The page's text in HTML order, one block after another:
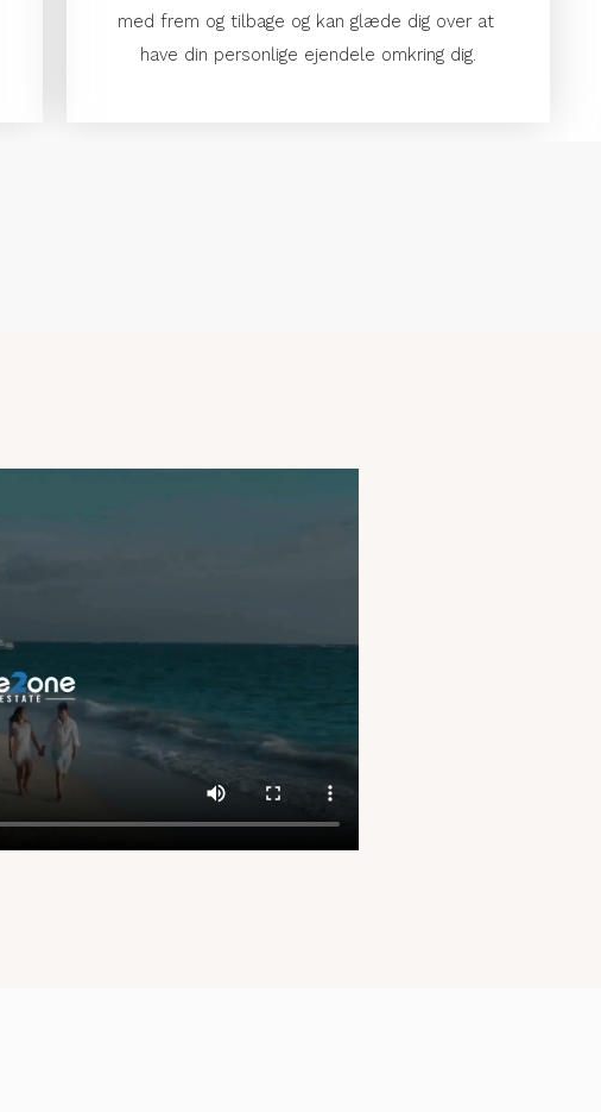
med frem og tilbage og kan glæde dig over at
have din personlige ejendele omkring dig.